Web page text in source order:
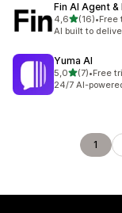
Fin AI Agent
4,6z 5 hvězd
(16)
Celkový počet
•Free
AI built to
Yuma AI
5,0z 5 hvězd
(7)
Celkový počet
•Free
24/7 AI-
1